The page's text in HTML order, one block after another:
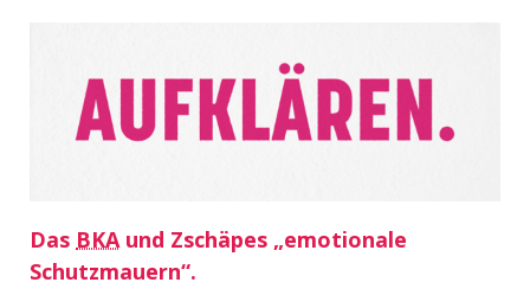
Das BKAund Zschäpes „emotionale
Schutzmauern“.